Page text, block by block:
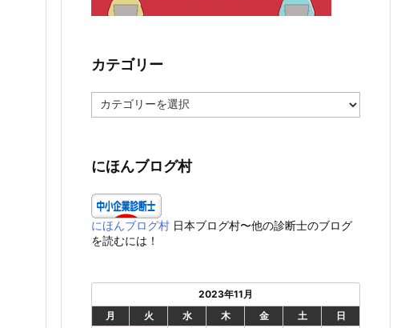
カテゴリー
テ
ー
にほんブログ村
にほんブログ村 日本ブログ村〜他の診断士のブログ
を読むには！
2023年11月
月
火 水 木 金 土
日